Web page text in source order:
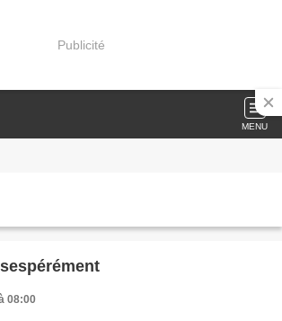
Publicité
MENU
08:00